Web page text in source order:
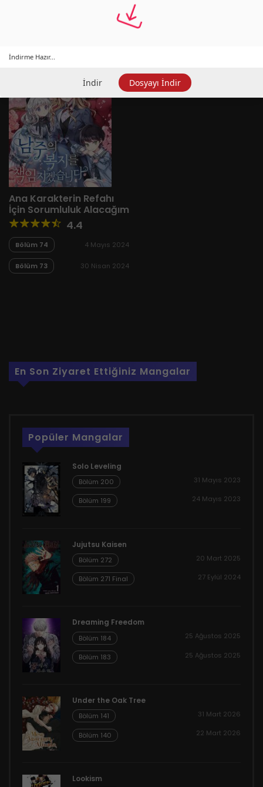
Popüler
Ana Karakterin Refahı
İçin Sorumluluk Alacağım
4.4
Bölüm 74 4 Mayıs 2024
Bölüm 73 30 Nisan 2024
En Son Ziyaret Ettiğiniz Mangalar
Popüler Mangalar
Solo Leveling
Bölüm 200 31 Mayıs 2023
Bölüm 199 24 Mayıs 2023
Jujutsu Kaisen
Bölüm 272 20 Mart 2025
Bölüm 271 Final 27 Eylül 2024
Dreaming Freedom
Bölüm 184 25 Ağustos 2025
Bölüm 183 25 Ağustos 2025
Under the Oak Tree
Bölüm 141 31 Mart 2026
Bölüm 140 22 Mart 2026
Lookism
İndirme Hazır...
İndir Dosyayı İndir